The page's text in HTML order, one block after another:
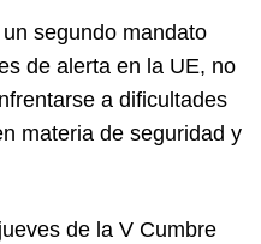
segundo mandato
de alerta en la UE, no
a dificultades
materia de seguridad y
de la V Cumbre